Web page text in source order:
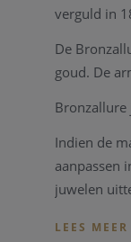
verguld in
De
goud. De
Bronzallure
Indien de
aanpassen
juwelen